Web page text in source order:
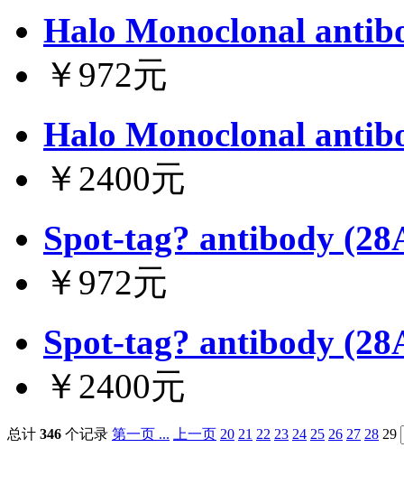
Halo Monoclonal
￥972元
Halo Monoclonal
￥2400元
Spot-tag? antibody
￥972元
Spot-tag? antibody
￥2400元
总计 346 个记录 第一页 ... 上一页 20 21 22 23 24 25 26 27 28 29